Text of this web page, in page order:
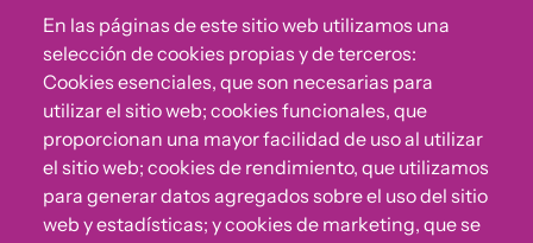
Sigue a Comunidad CONVIVE
En las páginas de este sitio web utilizamos una
selección de cookies propias y de terceros:
Cookies esenciales, que son necesarias para
utilizar el sitio web; cookies funcionales, que
proporcionan una mayor facilidad de uso al utilizar
el sitio web; cookies de rendimiento, que utilizamos
para generar datos agregados sobre el uso del sitio
web y estadísticas; y cookies de marketing, que se